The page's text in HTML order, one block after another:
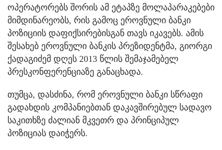
ოპერატორებს შორის ამ ეტაპზე მოლაპარაკებები
მიმდინარეობს, რის გამოც ეროვნული ბანკი
პოზიციის დაფიქსირებისგან თავს იკავებს. ამის
შესახებ ეროვნული ბანკის პრეზიდენტმა, გიორგი
ქადაგიძემ დღეს 2013 წლის შემაჯამებელ
პრესკონფერენციაზე განაცხადა.
თუმცა, დასძინა, რომ ეროვნული ბანკი სწრაფი
გადახდის კომპანიებთან დაკავშირებულ სადავო
საკითხზე ძალიან მკვეთრ და პრინციპულ
პოზიციას დაიჭერს.